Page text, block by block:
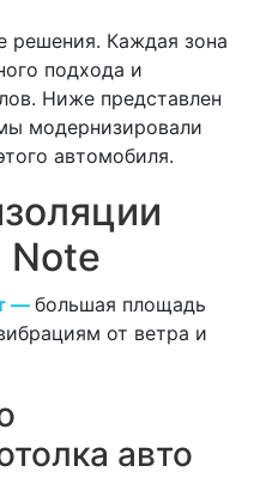
решения. Каждая зона
подхода и
Ниже представлен
модернизировали
автомобиля.
Note
— большая площадь
от ветра и
авто